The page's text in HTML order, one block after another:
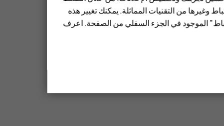
وغيرها من التقنيات المماثلة. يمكنك تغيير هذه
الموجود في الجزء السفلي من الصفحة. اعرف